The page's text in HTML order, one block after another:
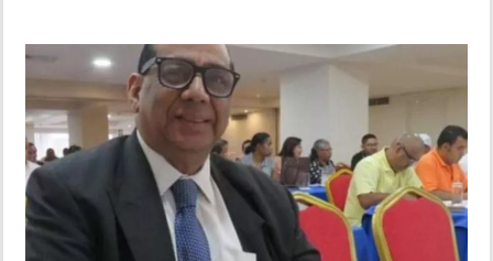
MUNDO
INSÓLITAS
MULTIMEDIA
IMPRESO